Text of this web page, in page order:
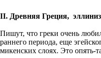
II. Древняя Греция,
Пишут, что греки очень
раннего периода, еще
микенских слоях. Это опять-